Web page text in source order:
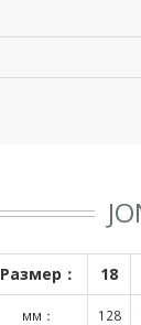
Размер： 18
мм： 128